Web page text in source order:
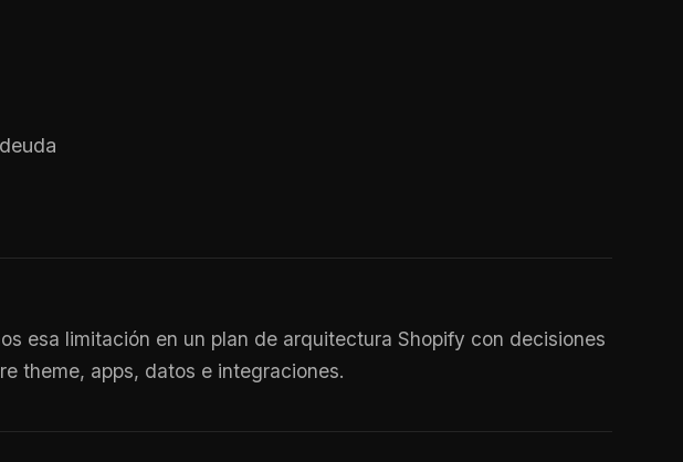
esa limitación en un plan de arquitectura Shopify con decisiones
theme, apps, datos e integraciones.